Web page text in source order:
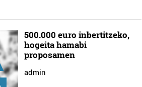
500.000 euro inbertitzeko,
hogeita hamabi
proposamen
admin